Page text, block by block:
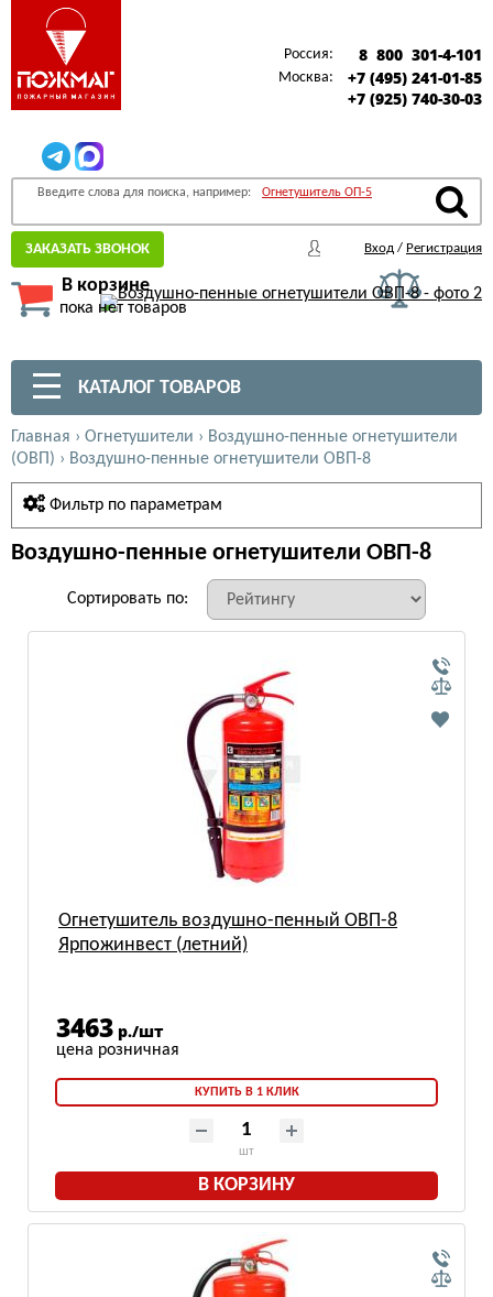
Россия: 8 800 301-4-101
Москва:
+7 (495) 241-01-85
+7 (925) 740-30-03
Введите слова для поиска, например: Огнетушитель ОП-5
ЗАКАЗАТЬ ЗВОНОК Вход / Регистрация
В корзине
пока нет товаров
КАТАЛОГ ТОВАРОВ
Главная › Огнетушители › Воздушно-пенные огнетушители
(ОВП) › Воздушно-пенные огнетушители ОВП-8
Фильтр по параметрам
Воздушно-пенные огнетушители ОВП-8
Сортировать по:
Огнетушитель воздушно-пенный ОВП-8
Ярпожинвест (летний)
3463 р./шт
КУПИТЬ В 1 КЛИК
шт
В КОРЗИНУ